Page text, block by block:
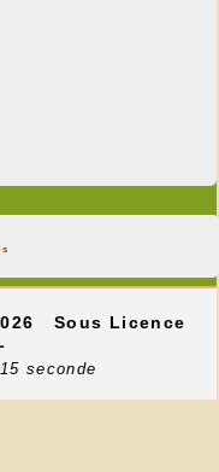
Sous Licence
seconde